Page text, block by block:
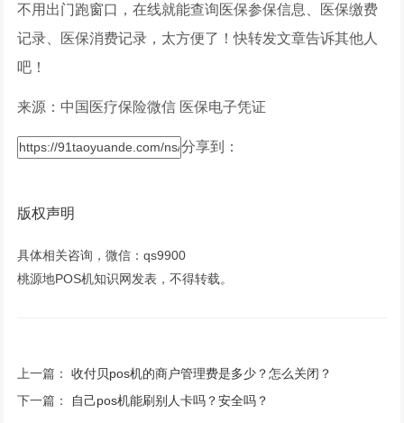
不用出门跑窗口，在线就能查询医保参保信息、医保缴费
记录、医保消费记录，太方便了！快转发文章告诉其他人
吧！
来源：中国医疗保险微信 医保电子凭证
分享到：
版权声明
具体相关咨询，微信：qs9900
桃源地POS机知识网发表，不得转载。
上一篇：收付贝pos机的商户管理费是多少？怎么关闭？
下一篇： 自己pos机能刷别人卡吗？安全吗？